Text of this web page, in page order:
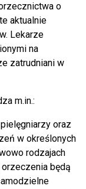
o
aktualnie
Lekarze
na
zatrudniani w
m.in.:
oraz
w określonych
rodzajach
będą